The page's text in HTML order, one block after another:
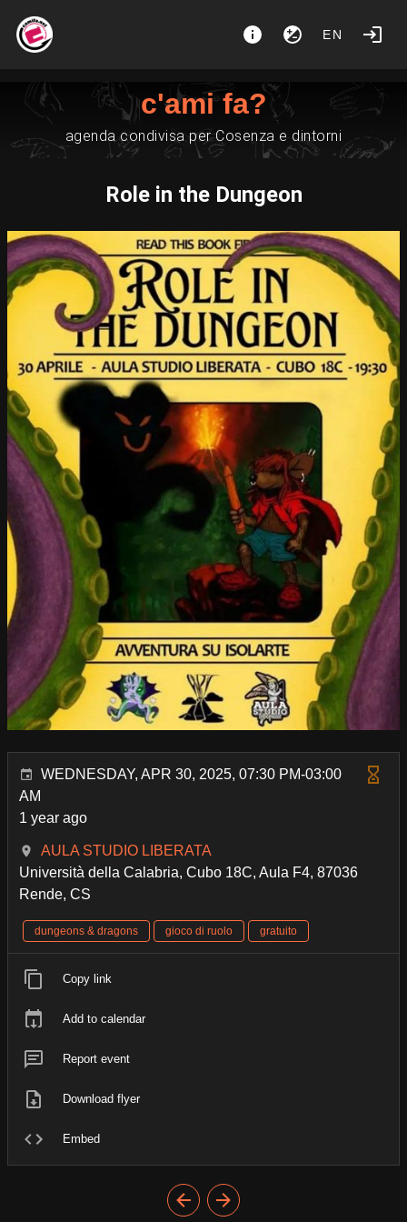
EN
c'ami fa?
agenda condivisa per Cosenza e dintorni
Role in the Dungeon
WEDNESDAY, APR 30, 2025, 07:30 PM-03:00
AM
1 year ago
AULA STUDIO LIBERATA
Università della Calabria, Cubo 18C, Aula F4, 87036
Rende, CS
dungeons & dragons gioco di ruolo gratuito
Copy link
Add to calendar
Report event
Download flyer
Embed